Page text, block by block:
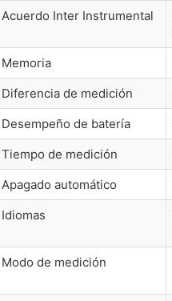
Acuerdo Inter Instrumental
Memoria
Diferencia de medición
Desempeño de batería
Tiempo de medición
Apagado automático
Idiomas
Modo de medición